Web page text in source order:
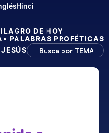
Hindi
DE HOY
• PALABRAS PROFÉTICAS
Busca por TEMA